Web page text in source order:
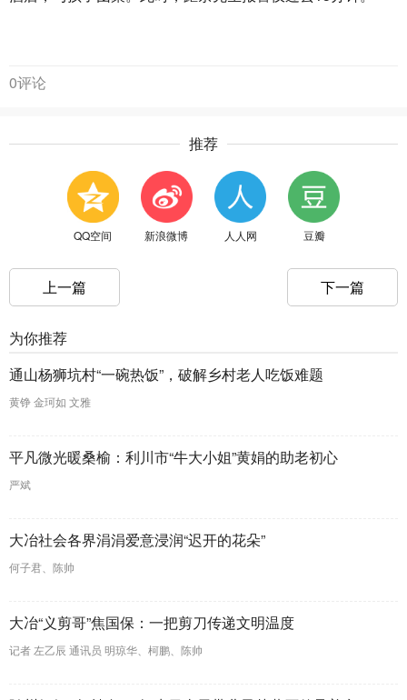
0评论
推荐
QQ空间 新浪微博 人人网 豆瓣
上一篇 下一篇
为你推荐
通山杨狮坑村“一碗热饭”，破解乡村老人吃饭难题
黄铮 金珂如 文雅
平凡微光暖桑榆：利川市“牛大小姐”黄娟的助老初心
严斌
大冶社会各界涓涓爱意浸润“迟开的花朵”
何子君、陈帅
大冶“义剪哥”焦国保：一把剪刀传递文明温度
记者 左乙辰 通讯员 明琼华、柯鹏、陈帅